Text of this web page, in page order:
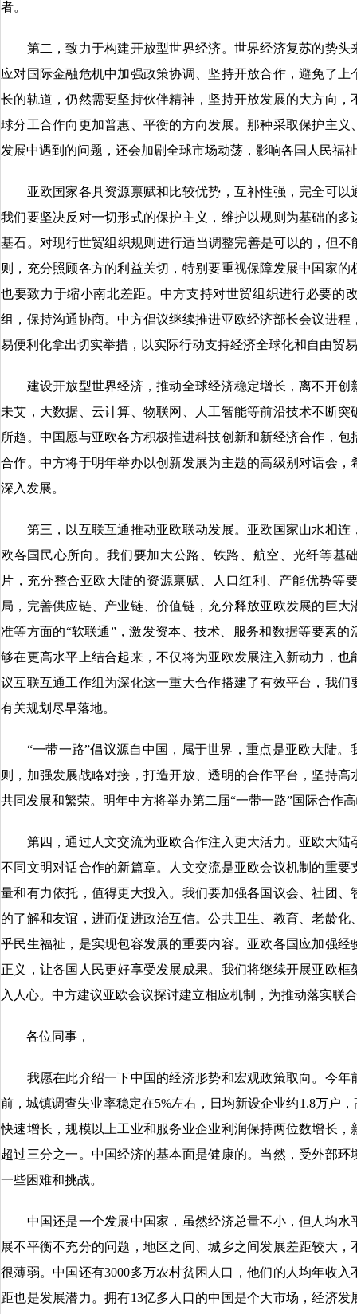
者。
第二，致力于构建开放型世界经济。世界经济复苏的势头
应对国际金融危机中加强政策协调、坚持开放合作，避免了
长的轨道，仍然需要坚持伙伴精神，坚持开放发展的大方向
球分工合作向更加普惠、平衡的方向发展。那种采取保护主
发展中遇到的问题，还会加剧全球市场动荡，影响各国人民福
亚欧国家各具资源禀赋和比较优势，互补性强，完全可以
我们要坚决反对一切形式的保护主义，维护以规则为基础的
基石。对现行世贸组织规则进行适当调整完善是可以的，但
则，充分照顾各方的利益关切，特别要重视保障发展中国家
也要致力于缩小南北差距。中方支持对世贸组织进行必要的
组，保持沟通协商。中方倡议继续推进亚欧经济部长会议进
易便利化拿出切实举措，以实际行动支持经济全球化和自由贸
建设开放型世界经济，推动全球经济稳定增长，离不开创
未艾，大数据、云计算、物联网、人工智能等前沿技术不断
所趋。中国愿与亚欧各方积极推进科技创新和新经济合作，
合作。中方将于明年举办以创新发展为主题的高级别对话会
深入发展。
第三，以互联互通推动亚欧联动发展。亚欧国家山水相连
欧各国民心所向。我们要加大公路、铁路、航空、光纤等基
片，充分整合亚欧大陆的资源禀赋、人口红利、产能优势等
局，完善供应链、产业链、价值链，充分释放亚欧发展的巨
准等方面的“软联通”，激发资本、技术、服务和数据等要素
够在更高水平上结合起来，不仅将为亚欧发展注入新动力，
议互联互通工作组为深化这一重大合作搭建了有效平台，我
有关规划尽早落地。
“一带一路”倡议源自中国，属于世界，重点是亚欧大陆。
则，加强发展战略对接，打造开放、透明的合作平台，坚持
共同发展和繁荣。明年中方将举办第二届“一带一路”国际合作
第四，通过人文交流为亚欧合作注入更大活力。亚欧大陆
不同文明对话合作的新篇章。人文交流是亚欧会议机制的重
量和有力依托，值得更大投入。我们要加强各国议会、社团
的了解和友谊，进而促进政治互信。公共卫生、教育、老龄
乎民生福祉，是实现包容发展的重要内容。亚欧各国应加强
正义，让各国人民更好享受发展成果。我们将继续开展亚欧
入人心。中方建议亚欧会议探讨建立相应机制，为推动落实联
各位同事，
我愿在此介绍一下中国的经济形势和宏观政策取向。今年
前，城镇调查失业率稳定在5%左右，日均新设企业约1.8万户
快速增长，规模以上工业和服务业企业利润保持两位数增长
超过三分之一。中国经济的基本面是健康的。当然，受外部
一些困难和挑战。
中国还是一个发展中国家，虽然经济总量不小，但人均水
展不平衡不充分的问题，地区之间、城乡之间发展差距较大
很薄弱。中国还有3000多万农村贫困人口，他们的人均年收
距也是发展潜力。拥有13亿多人口的中国是个大市场，经济